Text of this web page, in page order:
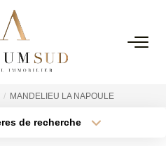
MANDELIEU LA NAPOULE
de recherche